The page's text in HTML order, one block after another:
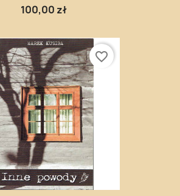
100,00 zł
favorite_border